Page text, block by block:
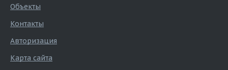
Объекты
Контакты
Авторизация
Карта сайта